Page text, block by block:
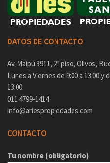
DATOS DE CONTACTO
Av. Maipú 3911, 2º piso, Olivos,
Lunes a Viernes de 9:00 a 13:00 y
13:00.
011 4799-1414
info@ariespropiedades.com
CONTACTO
Tu nombre (obligatorio)